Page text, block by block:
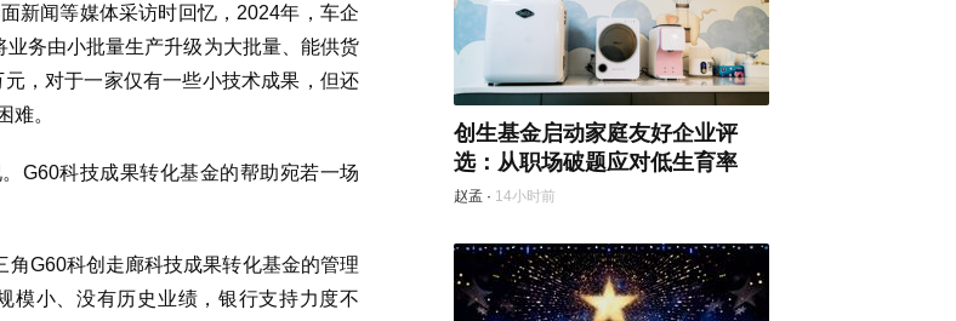
新闻等媒体采访时回忆，2024年，车企
务由小批量生产升级为大批量、能供货
，对于一家仅有一些小技术成果，但还
难。
G60科技成果转化基金的帮助宛若一场
角G60科创走廊科技成果转化基金的管理
模小、没有历史业绩，银行支持力度不
创生基金启动家庭友好企业评
选：从职场破题应对低生育率
赵孟 · 14小时前